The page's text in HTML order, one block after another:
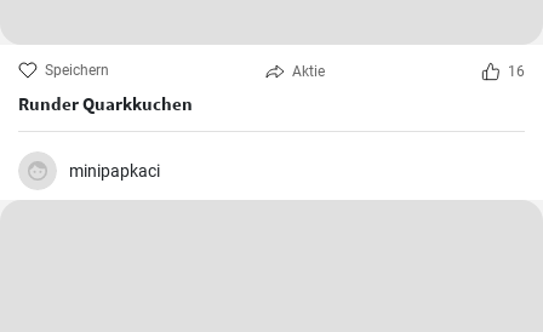
Speichern Aktie 16
Runder Quarkkuchen
minipapkaci